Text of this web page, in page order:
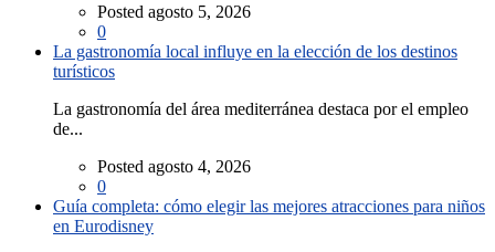
Posted agosto 5, 2026
0
La gastronomía local influye en la elección de los destinos
turísticos
La gastronomía del área mediterránea destaca por el empleo
de...
Posted agosto 4, 2026
0
Guía completa: cómo elegir las mejores atracciones para niños
en Eurodisney